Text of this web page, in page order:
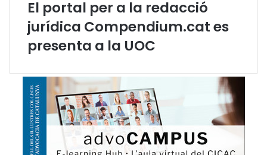
p
e
i
e
n
c
i
a
r
i
El portal per a la redacció
jurídica Compendium.cat es
presenta a la UOC